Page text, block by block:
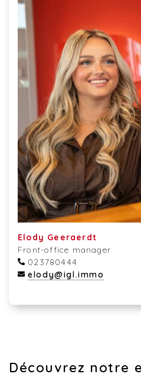
Elody Geeraerdt
Front-office manager
023780444
elody@igl.immo
Découvrez notre